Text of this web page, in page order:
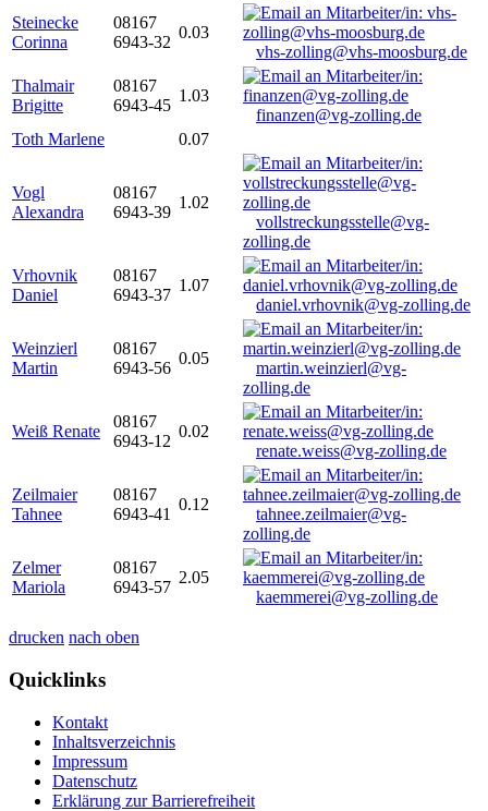
Steinecke
Corinna
08167
6943-32
0.03
vhs-zolling@vhs-moosburg.de
Thalmair
Brigitte
08167
6943-45
1.03
finanzen@vg-zolling.de
Toth Marlene
0.07
Vogl
Alexandra
08167
6943-39
1.02
vollstreckungsstelle@vg-
zolling.de
Vrhovnik
Daniel
08167
6943-37
1.07
daniel.vrhovnik@vg-zolling.de
Weinzierl
Martin
08167
6943-56
0.05
martin.weinzierl@vg-
zolling.de
Weiß Renate
08167
6943-12
0.02
renate.weiss@vg-zolling.de
Zeilmaier
Tahnee
08167
6943-41
0.12
tahnee.zeilmaier@vg-
zolling.de
Zelmer
Mariola
08167
6943-57
2.05
kaemmerei@vg-zolling.de
drucken nach oben
Quicklinks
Kontakt
Inhaltsverzeichnis
Impressum
Datenschutz
Erklärung zur Barrierefreiheit